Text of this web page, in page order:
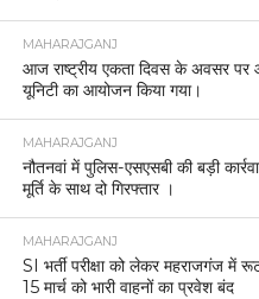
MAHARAJGANJ
आज राष्ट्रीय एकता दिवस के अवसर
यूनिटी का आयोजन किया गया।
MAHARAJGANJ
नौतनवां में पुलिस-एसएसबी की बड़ी
मूर्ति के साथ दो गिरफ्तार ।
MAHARAJGANJ
SI भर्ती परीक्षा को लेकर महराजगंज में
15 मार्च को भारी वाहनों का प्रवेश बंद